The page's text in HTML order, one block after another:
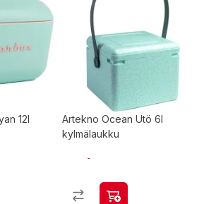
12l
Artekno Ocean Utö 6l
kylmälaukku